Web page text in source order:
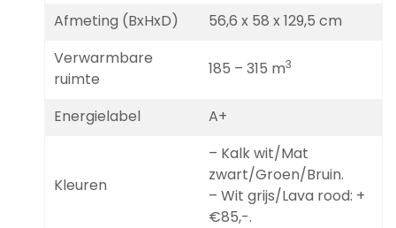
Afmeting (BxHxD)
56,6 x 58 x 129,5 cm
Verwarmbare
ruimte
185 – 315 m3
Energielabel A+
Kleuren
– Kalk wit/Mat
zwart/Groen/Bruin.
– Wit grijs/Lava rood: +
€85,-.